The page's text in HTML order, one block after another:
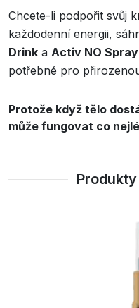
Chcete-li podpořit svůj
každodenní energii,
Drink a Activ NO Spray
potřebné pro
Protože když tělo
může fungovat co